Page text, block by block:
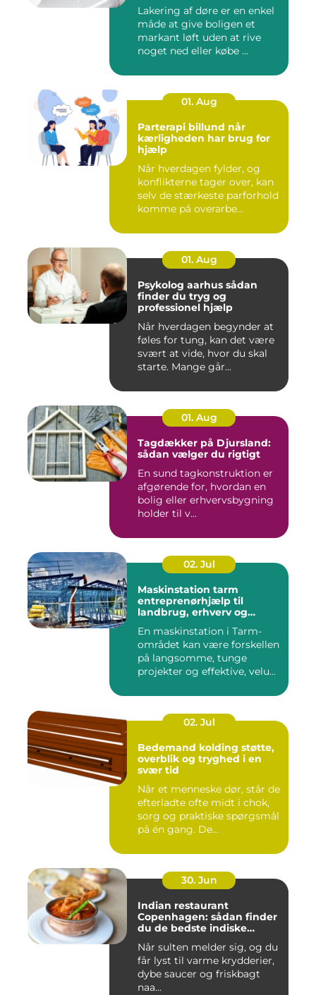
Lakering af døre er en enkel
måde at give boligen et
markant løft uden at rive
noget ned eller købe ...
01. Aug
Parterapi billund når
kærligheden har brug for
hjælp
Når hverdagen fylder, og
konflikterne tager over, kan
selv de stærkeste parforhold
komme på overarbe...
01. Aug
Psykolog aarhus sådan
finder du tryg og
professionel hjælp
Når hverdagen begynder at
føles for tung, kan det være
svært at vide, hvor du skal
starte. Mange går...
01. Aug
Tagdækker på Djursland:
sådan vælger du rigtigt
En sund tagkonstruktion er
afgørende for, hvordan en
bolig eller erhvervsbygning
holder til v...
02. Jul
Maskinstation tarm
entreprenørhjælp til
landbrug, erhverv og
En maskinstation i Tarm-
området kan være forskellen
på langsomme, tunge
projekter og effektive, velu...
02. Jul
Bedemand kolding støtte,
overblik og tryghed i en
svær tid
Når et menneske dør, står de
efterladte ofte midt i chok,
sorg og praktiske spørgsmål
på én gang. De...
30. Jun
Indian restaurant
Copenhagen: sådan finder
du de bedste indiske
Når sulten melder sig, og du
får lyst til varme krydderier,
dybe saucer og friskbagt
naa...